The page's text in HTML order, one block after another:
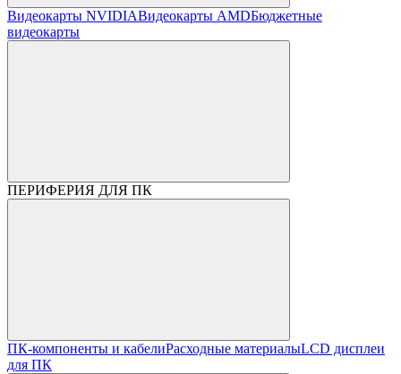
Видеокарты NVIDIAВидеокарты AMDБюджетные
видеокарты
ПЕРИФЕРИЯ ДЛЯ ПК
ПК-компоненты и кабелиРасходные материалыLCD дисплеи
для ПК